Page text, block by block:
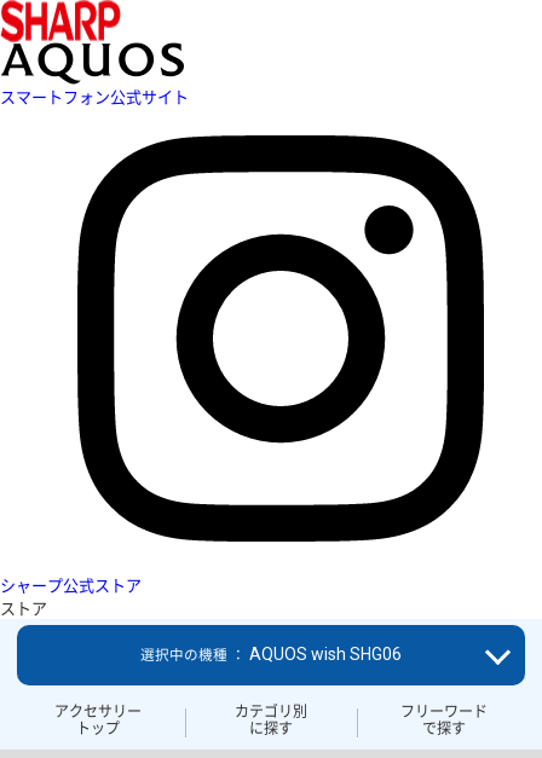
スマートフォン公式サイト
シャープ公式ストア
ストア
アクセサリー
トップ
カテゴリ別
に探す
フリーワード
で探す
選択中の機種 ： AQUOS wish SHG06